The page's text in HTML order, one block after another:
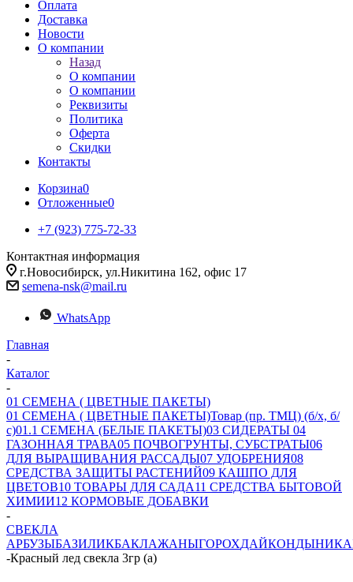
Оплата
Доставка
Новости
О компании
Назад
О компании
О компании
Реквизиты
Политика
Оферта
Скидки
Контакты
Корзина0
Отложенные0
+7 (923) 775-72-33
Контактная информация
г.Новосибирск, ул.Никитина 162, офис 17
semena-nsk@mail.ru
WhatsApp
Главная
-
Каталог
-
01 СЕМЕНА ( ЦВЕТНЫЕ ПАКЕТЫ)
01 СЕМЕНА ( ЦВЕТНЫЕ ПАКЕТЫ)Товар (пр. ТМЦ) (б/х, б/
с)01.1 СЕМЕНА (БЕЛЫЕ ПАКЕТЫ)03 СИДЕРАТЫ 04
ГАЗОННАЯ ТРАВА05 ПОЧВОГРУНТЫ, СУБСТРАТЫ06
ДЛЯ ВЫРАЩИВАНИЯ РАССАДЫ07 УДОБРЕНИЯ08
СРЕДСТВА ЗАЩИТЫ РАСТЕНИЙ09 КАШПО ДЛЯ
ЦВЕТОВ10 ТОВАРЫ ДЛЯ САДА11 СРЕДСТВА БЫТОВОЙ
ХИМИИ12 КОРМОВЫЕ ДОБАВКИ
-
СВЕКЛА
АРБУЗЫБАЗИЛИКБАКЛАЖАНЫГОРОХДАЙКОНДЫНИ
-Красный лед свекла 3гр (а)